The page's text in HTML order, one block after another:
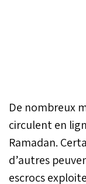
De nombreux
circulent en
Ramadan.
d’autres
escrocs